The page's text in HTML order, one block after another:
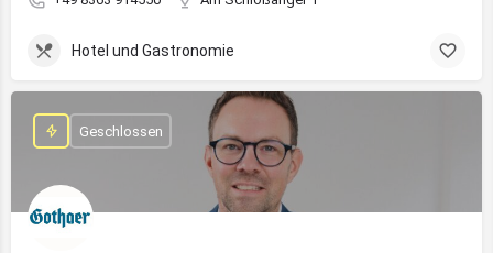
Hotel und Gastronomie
Geschlossen